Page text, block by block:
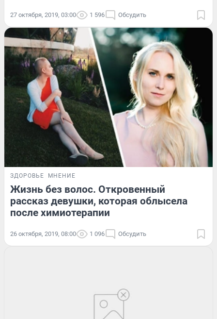
27 октября, 2019, 03:00 1 596 Обсудить
ЗДОРОВЬЕ МНЕНИЕ
Жизнь без волос. Откровенный
рассказ девушки, которая облысела
после химиотерапии
26 октября, 2019, 08:00 1 096 Обсудить